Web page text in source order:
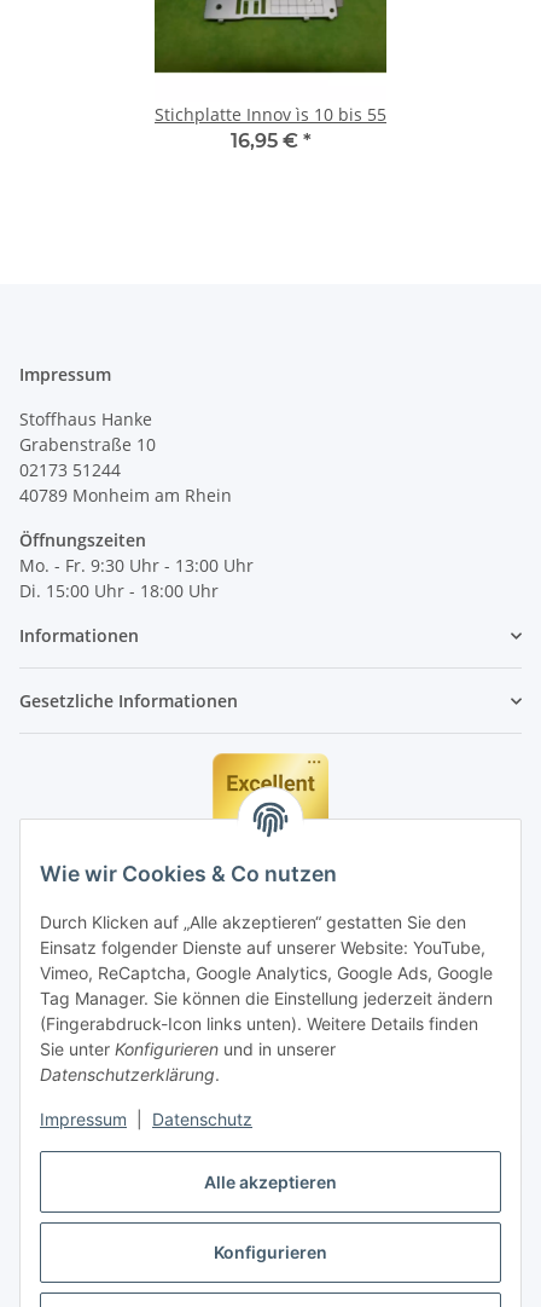
Alle akzeptieren
Konfigurieren
Wie wir Cookies & Co nutzen
Durch Klicken auf „Alle akzeptieren“ gestatten Sie den
Einsatz folgender Dienste auf unserer Website: YouTube,
Vimeo, ReCaptcha, Google Analytics, Google Ads, Google
Tag Manager. Sie können die Einstellung jederzeit ändern
(Fingerabdruck-Icon links unten). Weitere Details finden
Sie unter Konfigurieren und in unserer
Datenschutzerklärung.
Impressum Datenschutz
Stichplatte Innov ìs 10 bis 55
16,95 € *
Impressum
Stoffhaus Hanke
Grabenstraße 10
02173 51244
40789 Monheim am Rhein
Öffnungszeiten
Mo. - Fr. 9:30 Uhr - 13:00 Uhr
Di. 15:00 Uhr - 18:00 Uhr
Informationen
Gesetzliche Informationen
Vertrag widerrufen
* Alle Preise inkl. gesetzlicher MwSt., zzgl.Versand